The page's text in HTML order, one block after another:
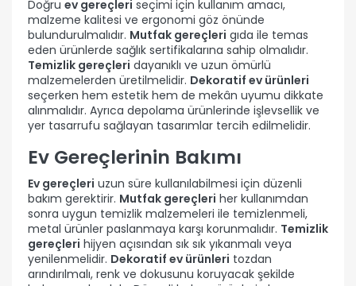
Doğru ev gereçleri seçimi için kullanım amacı,
malzeme kalitesi ve ergonomi göz önünde
bulundurulmalıdır. Mutfak gereçleri gıda ile temas
eden ürünlerde sağlık sertifikalarına sahip olmalıdır.
Temizlik gereçleri dayanıklı ve uzun ömürlü
malzemelerden üretilmelidir. Dekoratif ev ürünleri
seçerken hem estetik hem de mekân uyumu dikkate
alınmalıdır. Ayrıca depolama ürünlerinde işlevsellik ve
yer tasarrufu sağlayan tasarımlar tercih edilmelidir.
Ev Gereçlerinin Bakımı
Ev gereçleri uzun süre kullanılabilmesi için düzenli
bakım gerektirir. Mutfak gereçleri her kullanımdan
sonra uygun temizlik malzemeleri ile temizlenmeli,
metal ürünler paslanmaya karşı korunmalıdır. Temizlik
gereçleri hijyen açısından sık sık yıkanmalı veya
yenilenmelidir. Dekoratif ev ürünleri tozdan
arındırılmalı, renk ve dokusunu koruyacak şekilde